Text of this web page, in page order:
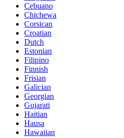
Cebuano
Chichewa
Corsican
Croatian
Dutch
Estonian
Filipino
Finnish
Frisian
Galician
Georgian
Gujarati
Haitian
Hausa
Hawaiian